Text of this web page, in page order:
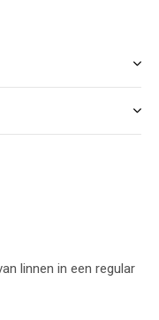
linnen in een regular